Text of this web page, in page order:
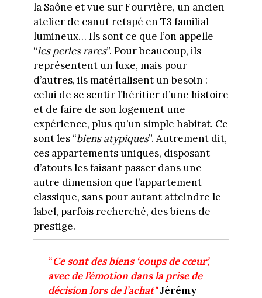
la Saône et vue sur Fourvière, un ancien
atelier de canut retapé en T3 familial
lumineux… Ils sont ce que l’on appelle
“les perles rares”. Pour beaucoup, ils
représentent un luxe, mais pour
d’autres, ils matérialisent un besoin :
celui de se sentir l’héritier d’une histoire
et de faire de son logement une
expérience, plus qu’un simple habitat. Ce
sont les “biens atypiques”. Autrement dit,
ces appartements uniques, disposant
d’atouts les faisant passer dans une
autre dimension que l’appartement
classique, sans pour autant atteindre le
label, parfois recherché, des biens de
prestige.
“Ce sont des biens ‘coups de cœur’,
avec de l’émotion dans la prise de
décision lors de l’achat"Jérémy